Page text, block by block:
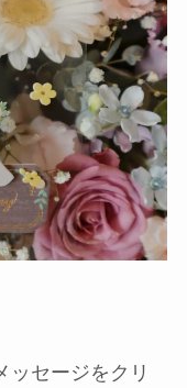
ッセージをクリ